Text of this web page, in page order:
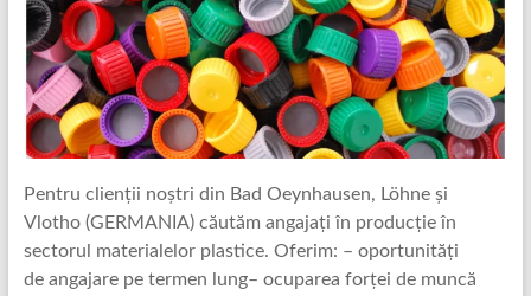
Pentru clienții noștri din Bad Oeynhausen, Löhne și
Vlotho (GERMANIA) căutăm angajați în producție în
sectorul materialelor plastice. Oferim: – oportunități
de angajare pe termen lung– ocuparea forței de muncă